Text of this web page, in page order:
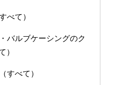
べて）
バルブケーシングのク
）
すべて）